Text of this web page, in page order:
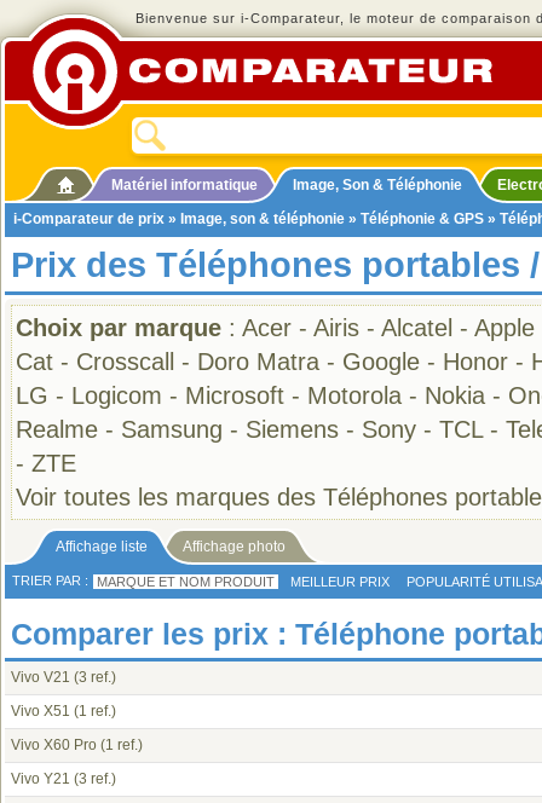
Bienvenue sur i-Comparateur, le moteur de comparaison
Matériel informatique Image, Son & Téléphonie
i-Comparateur de prix » Image, son & téléphonie » Téléphonie & GPS »
Prix des Téléphones portables
Choix par marque : Acer - Airis - Alcatel - Apple
Cat - Crosscall - Doro Matra - Google - Honor -
LG - Logicom - Microsoft - Motorola - Nokia -
Realme - Samsung - Siemens - Sony - TCL-
- ZTE
Voir toutes les marques des Téléphones
Affichage liste Affichage photo
TRIER PAR : MARQUE ET NOM PRODUIT MEILLEUR PRIX POPULARITÉ
Comparer les prix : Téléphone
Vivo V21 (3 ref.)
Vivo X51 (1 ref.)
Vivo X60 Pro (1 ref.)
Vivo Y21 (3 ref.)